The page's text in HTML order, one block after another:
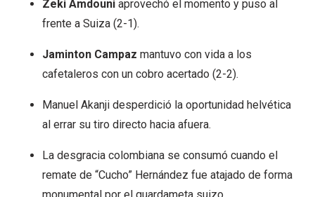
Zeki Amdouni aprovechó el momento y puso al
frente a Suiza (2-1).
Jaminton Campaz mantuvo con vida a los
cafetaleros con un cobro acertado (2-2).
Manuel Akanji desperdició la oportunidad helvética
al errar su tiro directo hacia afuera.
La desgracia colombiana se consumó cuando el
remate de “Cucho” Hernández fue atajado de forma